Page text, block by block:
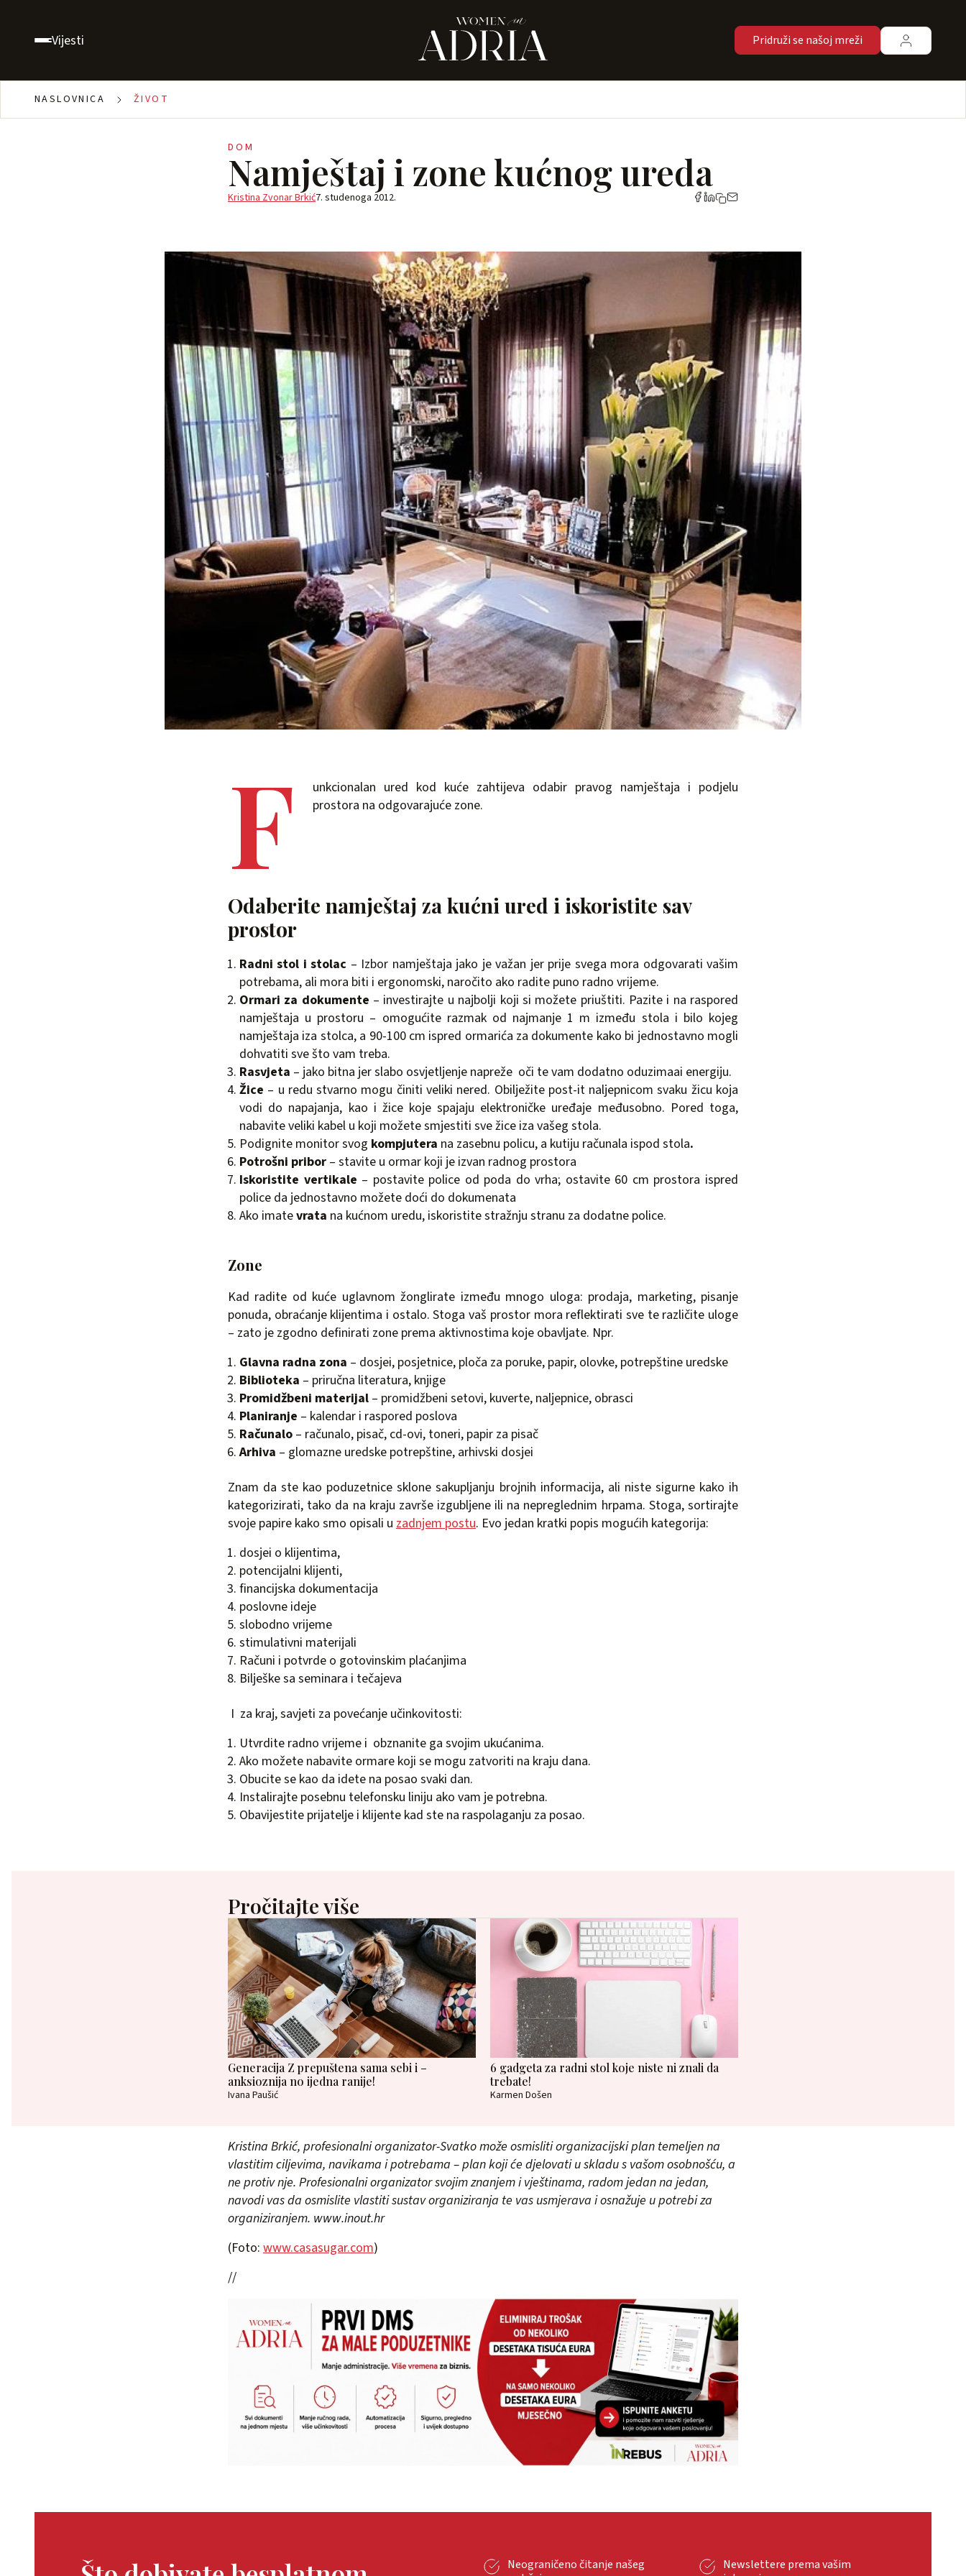
Vijesti Pridruži se našoj mreži
NASLOVNICA ŽIVOT
DOM
Namještaj i zone kućnog ureda
Kristina Zvonar Brkić7. studenoga 2012.
F
unkcionalan ured kod kuće zahtijeva odabir pravog namještaja i podjelu
prostora na odgovarajuće zone.
Odaberite namještaj za kućni ured i iskoristite sav
prostor
Radni stol i stolac – Izbor namještaja jako je važan jer prije svega mora odgovarati vašim
potrebama, ali mora biti i ergonomski, naročito ako radite puno radno vrijeme.
Ormari za dokumente – investirajte u najbolji koji si možete priuštiti. Pazite i na raspored
namještaja u prostoru – omogućite razmak od najmanje 1 m između stola i bilo kojeg
namještaja iza stolca, a 90-100 cm ispred ormarića za dokumente kako bi jednostavno mogli
dohvatiti sve što vam treba.
Rasvjeta – jako bitna jer slabo osvjetljenje napreže oči te vam dodatno oduzimaai energiju.
Žice – u redu stvarno mogu činiti veliki nered. Obilježite post-it naljepnicom svaku žicu koja
vodi do napajanja, kao i žice koje spajaju elektroničke uređaje međusobno. Pored toga,
nabavite veliki kabel u koji možete smjestiti sve žice iza vašeg stola.
Podignite monitor svog kompjutera na zasebnu policu, a kutiju računala ispod stola.
Potrošni pribor – stavite u ormar koji je izvan radnog prostora
Iskoristite vertikale – postavite police od poda do vrha; ostavite 60 cm prostora ispred
police da jednostavno možete doći do dokumenata
Ako imatevrata na kućnom uredu, iskoristite stražnju stranu za dodatne police.
Zone
Kad radite od kuće uglavnom žonglirate između mnogo uloga: prodaja, marketing, pisanje
ponuda, obraćanje klijentima i ostalo. Stoga vaš prostor mora reflektirati sve te različite uloge
– zato je zgodno definirati zone prema aktivnostima koje obavljate. Npr.
Glavna radna zona – dosjei, posjetnice, ploča za poruke, papir, olovke, potrepštine uredske
Biblioteka – priručna literatura, knjige
Promidžbeni materijal – promidžbeni setovi, kuverte, naljepnice, obrasci
Planiranje – kalendar i raspored poslova
Računalo – računalo, pisač, cd-ovi, toneri, papir za pisač
Arhiva – glomazne uredske potrepštine, arhivski dosjei
Znam da ste kao poduzetnice sklone sakupljanju brojnih informacija, ali niste sigurne kako ih
kategorizirati, tako da na kraju završe izgubljene ili na nepreglednim hrpama. Stoga, sortirajte
svoje papire kako smo opisali u zadnjem postu. Evo jedan kratki popis mogućih kategorija:
dosjei o klijentima,
potencijalni klijenti,
financijska dokumentacija
poslovne ideje
slobodno vrijeme
stimulativni materijali
Računi i potvrde o gotovinskim plaćanjima
Bilješke sa seminara i tečajeva
I za kraj, savjeti za povećanje učinkovitosti:
Utvrdite radno vrijeme i obznanite ga svojim ukućanima.
Ako možete nabavite ormare koji se mogu zatvoriti na kraju dana.
Obucite se kao da idete na posao svaki dan.
Instalirajte posebnu telefonsku liniju ako vam je potrebna.
Obavijestite prijatelje i klijente kad ste na raspolaganju za posao.
Pročitajte više
Generacija Z prepuštena sama sebi i –
anksioznija no ijedna ranije!
Ivana Paušić
6 gadgeta za radni stol koje niste ni znali da
trebate!
Karmen Došen
Kristina Brkić, profesionalni organizator-Svatko može osmisliti organizacijski plan temeljen na
vlastitim ciljevima, navikama i potrebama – plan koji će djelovati u skladu s vašom osobnošću, a
ne protiv nje. Profesionalni organizator svojim znanjem i vještinama, radom jedan na jedan,
navodi vas da osmislite vlastiti sustav organiziranja te vas usmjerava i osnažuje u potrebi za
organiziranjem. www.inout.hr
(Foto: www.casasugar.com)
//
Neograničeno čitanje našeg
Newslettere prema vašim